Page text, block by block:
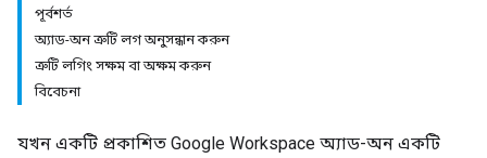
পূর্বশর্ত
অ্যাড-অন ত্রুটি লগ অনুসন্ধান করুন
ত্রুটি লগিং সক্ষম বা অক্ষম করুন
বিবেচনা
যখন একটি প্রকাশিত Google Workspace অ্যাড-অন একটি